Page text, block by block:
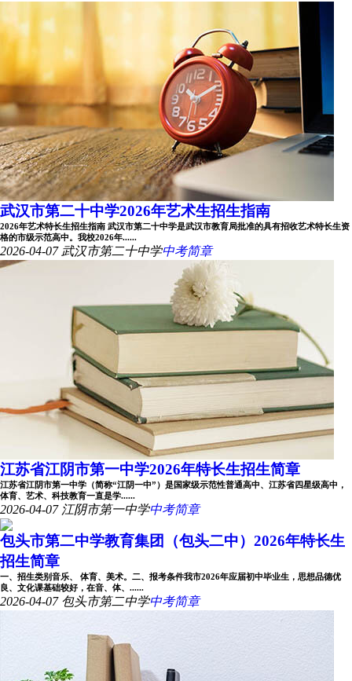
武汉市第二十中学2026年艺术生招生指南
2026年艺术特长生招生指南 武汉市第二十中学是武汉市教育局批准的具有招收艺术特长生资
格的市级示范高中。我校2026年......
2026-04-07 武汉市第二十中学中考简章
江苏省江阴市第一中学2026年特长生招生简章
江苏省江阴市第一中学（简称“江阴一中”）是国家级示范性普通高中、江苏省四星级高中，
体育、艺术、科技教育一直是学......
2026-04-07 江阴市第一中学中考简章
包头市第二中学教育集团（包头二中）2026年特长生
招生简章
一、招生类别音乐、 体育、美术。二、报考条件我市2026年应届初中毕业生，思想品德优
良、文化课基础较好，在音、体、......
2026-04-07 包头市第二中学中考简章